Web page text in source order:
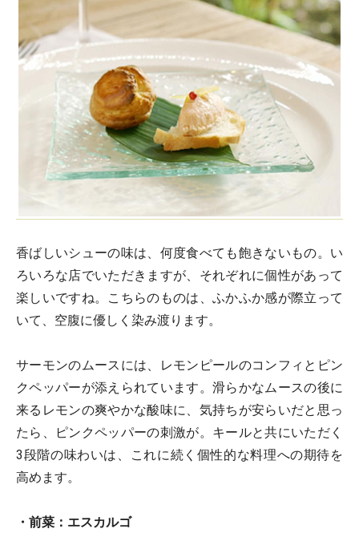
香ばしいシューの味は、何度食べても飽きないもの。い
ろいろな店でいただきますが、それぞれに個性があって
楽しいですね。こちらのものは、ふかふか感が際立って
いて、空腹に優しく染み渡ります。
サーモンのムースには、レモンピールのコンフィとピン
クペッパーが添えられています。滑らかなムースの後に
来るレモンの爽やかな酸味に、気持ちが安らいだと思っ
たら、ピンクペッパーの刺激が。キールと共にいただく
3段階の味わいは、これに続く個性的な料理への期待を
高めます。
・前菜：エスカルゴ